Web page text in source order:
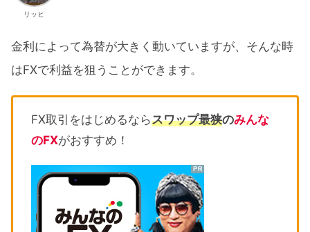
リッヒ
金利によって為替が大きく動いていますが、そんな時
はFXで利益を狙うことができます。
FX取引をはじめるならスワップ最狭のみんな
のFXがおすすめ！